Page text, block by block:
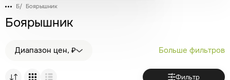
Б/ Боярышник
Боярышник
Диапазон цен, ₽ Больше фильтров
Фильтр